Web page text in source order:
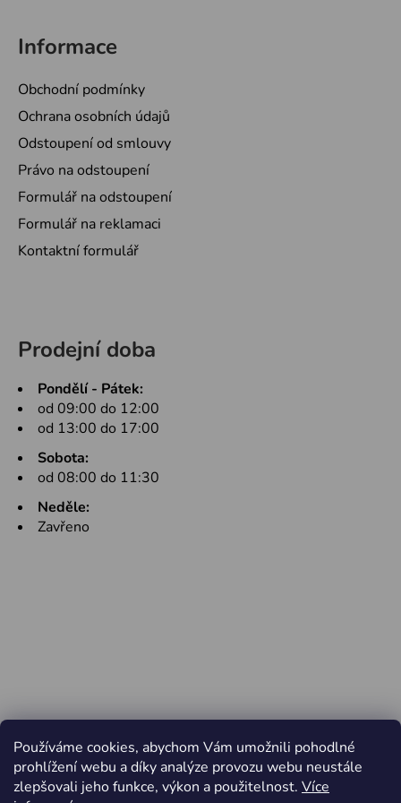
Používáme cookies, abychom Vám umožnili pohodlné
prohlížení webu a díky analýze provozu webu neustále
zlepšovali jeho funkce, výkon a použitelnost. Více
Informace
Obchodní podmínky
Ochrana osobních údajů
Odstoupení od smlouvy
Právo na odstoupení
Formulář na odstoupení
Formulář na reklamaci
Kontaktní formulář
Prodejní doba
Pondělí - Pátek:
od 09:00 do 12:00
od 13:00 do 17:00
Sobota:
od 08:00 do 11:30
Neděle:
Zavřeno